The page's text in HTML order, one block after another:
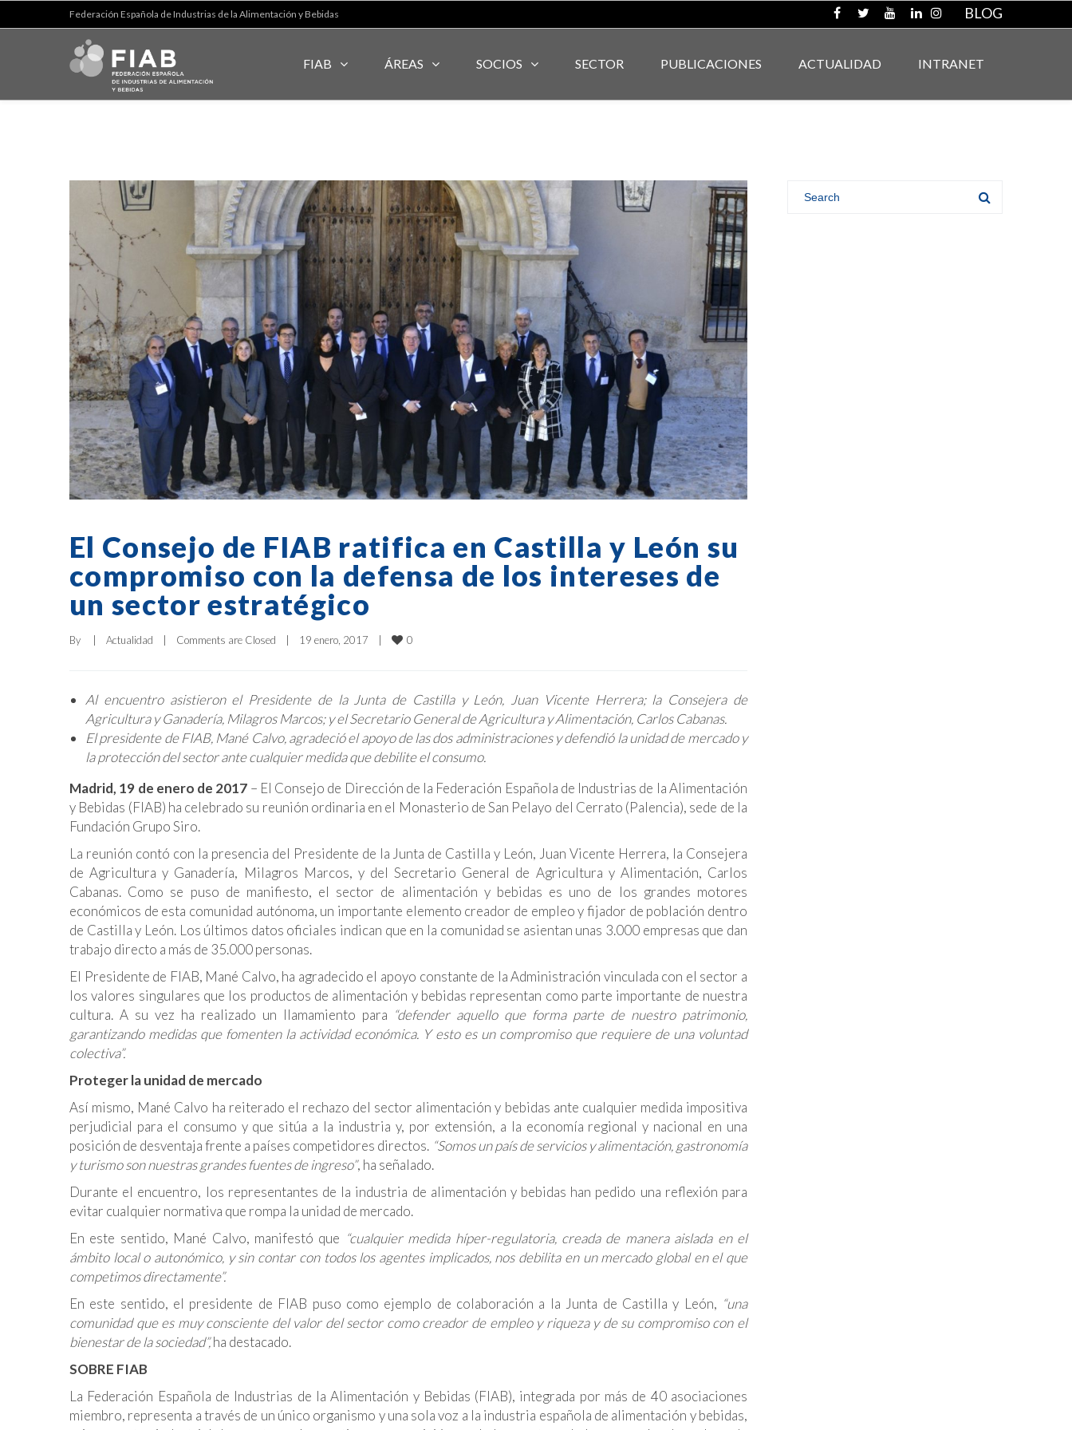
Federación Española de Industrias de la Alimentación y Bebidas BLOG
FIAB ÁREAS SOCIOS SECTOR PUBLICACIONES ACTUALIDAD INTRANET
El Consejo de FIAB ratifica en Castilla y León su
compromiso con la defensa de los intereses de
un sector estratégico
By Actualidad Comments are Closed 19 enero, 2017 0
Al encuentro asistieron el Presidente de la Junta de Castilla y León, Juan Vicente Herrera; la Consejera de
Agricultura y Ganadería, Milagros Marcos; y el Secretario General de Agricultura y Alimentación, Carlos Cabanas.
El presidente de FIAB, Mané Calvo, agradeció el apoyo de las dos administraciones y defendió la unidad de mercado y
la protección del sector ante cualquier medida que debilite el consumo.
Madrid, 19 de enero de 2017 – El Consejo de Dirección de la Federación Española de Industrias de la Alimentación
y Bebidas (FIAB) ha celebrado su reunión ordinaria en el Monasterio de San Pelayo del Cerrato (Palencia), sede de la
Fundación Grupo Siro.
La reunión contó con la presencia del Presidente de la Junta de Castilla y León, Juan Vicente Herrera, la Consejera
de Agricultura y Ganadería, Milagros Marcos, y del Secretario General de Agricultura y Alimentación, Carlos
Cabanas. Como se puso de manifiesto, el sector de alimentación y bebidas es uno de los grandes motores
económicos de esta comunidad autónoma, un importante elemento creador de empleo y fijador de población dentro
de Castilla y León. Los últimos datos oficiales indican que en la comunidad se asientan unas 3.000 empresas que dan
trabajo directo a más de 35.000 personas.
El Presidente de FIAB, Mané Calvo, ha agradecido el apoyo constante de la Administración vinculada con el sector a
los valores singulares que los productos de alimentación y bebidas representan como parte importante de nuestra
cultura. A su vez ha realizado un llamamiento para “defender aquello que forma parte de nuestro patrimonio,
garantizando medidas que fomenten la actividad económica. Y esto es un compromiso que requiere de una voluntad
colectiva”.
Proteger la unidad de mercado
Así mismo, Mané Calvo ha reiterado el rechazo del sector alimentación y bebidas ante cualquier medida impositiva
perjudicial para el consumo y que sitúa a la industria y, por extensión, a la economía regional y nacional en una
posición de desventaja frente a países competidores directos. “Somos un país de servicios y alimentación, gastronomía
y turismo son nuestras grandes fuentes de ingreso”, ha señalado.
Durante el encuentro, los representantes de la industria de alimentación y bebidas han pedido una reflexión para
evitar cualquier normativa que rompa la unidad de mercado.
En este sentido, Mané Calvo, manifestó que “cualquier medida híper-regulatoria, creada de manera aislada en el
ámbito local o autonómico, y sin contar con todos los agentes implicados, nos debilita en un mercado global en el que
competimos directamente”.
En este sentido, el presidente de FIAB puso como ejemplo de colaboración a la Junta de Castilla y León, “una
comunidad que es muy consciente del valor del sector como creador de empleo y riqueza y de su compromiso con el
bienestar de la sociedad”,ha destacado.
SOBRE FIAB
La Federación Española de Industrias de la Alimentación y Bebidas (FIAB), integrada por más de 40 asociaciones
miembro, representa a través de un único organismo y una sola voz a la industria española de alimentación y bebidas,